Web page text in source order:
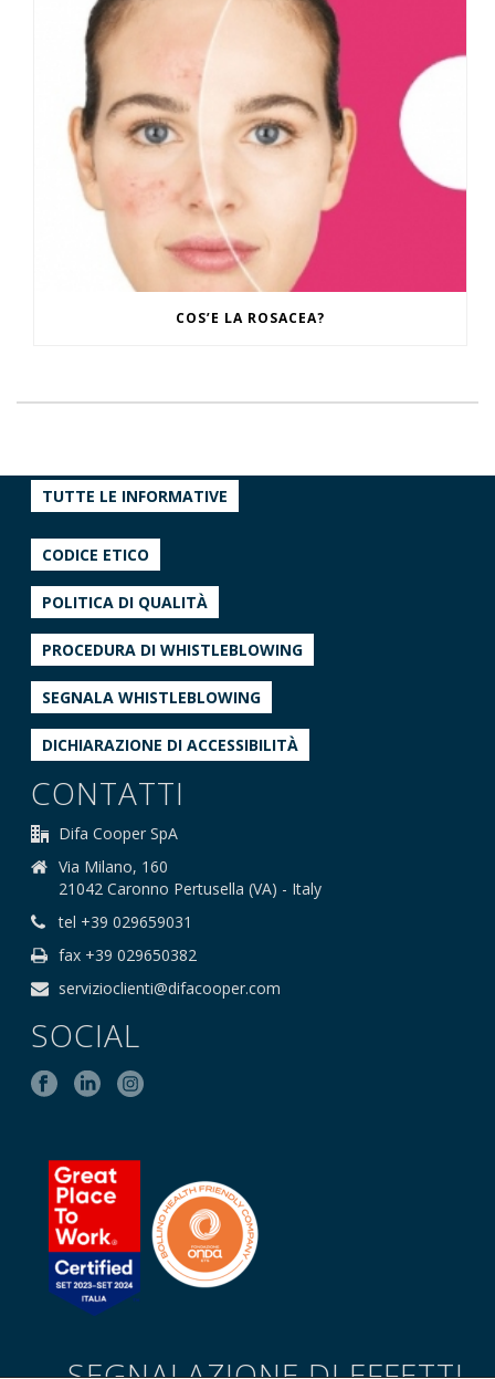
COS’E LA ROSACEA?
TUTTE LE INFORMATIVE
CODICE ETICO
POLITICA DI QUALITÀ
PROCEDURA DI WHISTLEBLOWING
SEGNALA WHISTLEBLOWING
DICHIARAZIONE DI ACCESSIBILITÀ
CONTATTI
Difa Cooper SpA
Via Milano, 160
21042 Caronno Pertusella (VA) - Italy
tel +39 029659031
fax +39 029650382
servizioclienti@difacooper.com
SOCIAL